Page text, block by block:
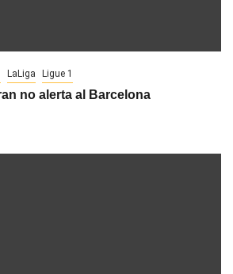
LaLiga Ligue 1
no alerta al Barcelona